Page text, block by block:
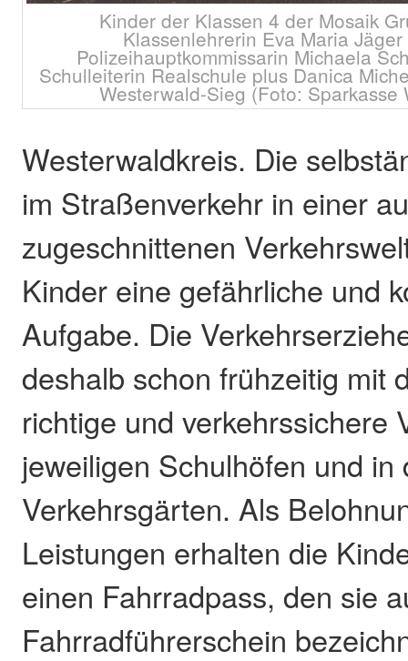
Kinder der Klassen 4 der Mosaik
Klassenlehrerin Eva Maria
Polizeihauptkommissarin Michaela
Schulleiterin Realschule plus Danica
Westerwald-Sieg (Foto: Sparkasse
Westerwaldkreis. Die
im Straßenverkehr in einer
zugeschnittenen
Kinder eine gefährliche und
Aufgabe. Die
deshalb schon frühzeitig mit
richtige und verkehrssichere
jeweiligen Schulhöfen und in
Verkehrsgärten. Als
Leistungen erhalten die
einen Fahrradpass, den sie
Fahrradführerschein